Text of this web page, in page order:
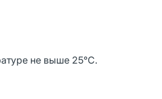
не выше 25°С.